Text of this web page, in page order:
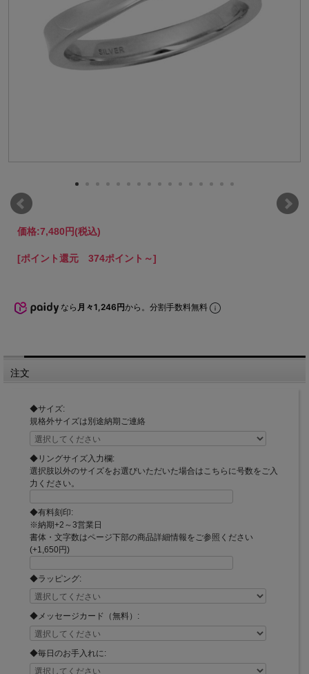
価格:7,480円(税込)
[ポイント還元 374ポイント～]
なら 月々1,246円から。分割手数料無料
注文
◆サイズ:
規格外サイズは別途納期ご連絡
◆リングサイズ入力欄:
選択肢以外のサイズをお選びいただいた場合はこちらに号数をご入
力ください。
◆有料刻印:
※納期+2～3営業日
書体・文字数はページ下部の商品詳細情報をご参照ください
(+1,650円)
◆ラッピング:
◆メッセージカード（無料）:
◆毎日のお手入れに: